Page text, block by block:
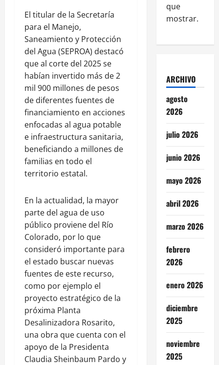
El titular de la Secretaría
para el Manejo,
Saneamiento y Protección
del Agua (SEPROA) destacó
que al corte del 2025 se
habían invertido más de 2
mil 900 millones de pesos
de diferentes fuentes de
financiamiento en acciones
enfocadas al agua potable
e infraestructura sanitaria,
beneficiando a millones de
familias en todo el
territorio estatal.
En la actualidad, la mayor
parte del agua de uso
público proviene del Río
Colorado, por lo que
consideró importante para
el estado buscar nuevas
fuentes de este recurso,
como por ejemplo el
proyecto estratégico de la
próxima Planta
Desalinizadora Rosarito,
una obra que cuenta con el
apoyo de la Presidenta
Claudia Sheinbaum Pardo y
que
mostrar.
ARCHIVO
agosto
2026
julio 2026
junio 2026
mayo 2026
abril 2026
marzo 2026
febrero
2026
enero 2026
diciembre
2025
noviembre
2025